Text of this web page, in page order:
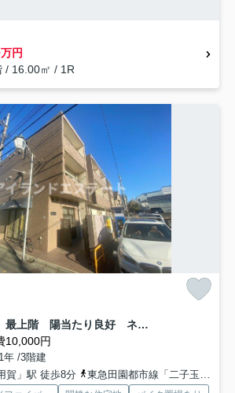
円
/ 16.00㎡ / 1R
スターヴァレイⅡ 最上階 陽当たり良好 ネット無料
10,000円
年 /3階建
賀」駅 徒歩8分
東急田園都市線「二子玉川」駅 徒歩12分